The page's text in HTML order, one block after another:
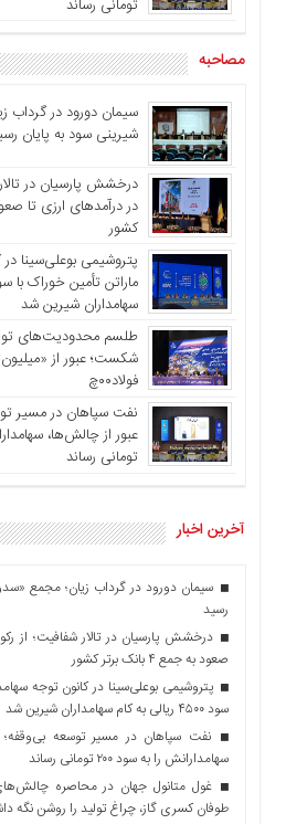
تومانی رساند
مصاحبه
سیمان دورود در گرداب
شیرینی سود به پایان
درخشش پارسیان در
کشور
پتروشیمی بوعلی‌سینا
سهامداران شیرین شد
طلسم محدودیت‌های
شکست؛ عبور از
فولاد۰۰چ
نفت سپاهان در مسیر
تومانی رساند
آخرین اخبار
سیمان دورود در گرداب زیان؛ مجمع
رسید
درخشش پارسیان در تالار شفافیت؛ از
صعود به جمع ۴ بانک برتر کشور
پتروشیمی بوعلی‌سینا در کانون توجه
سود ۴۵۰۰ ریالی به کام سهامداران شیرین شد
نفت سپاهان در مسیر توسعه بی‌وقفه؛
سهامدارانش را به سود ۲۰۰ تومانی رساند
غول متانول جهان در محاصره
طوفان کسری گاز، چراغ تولید را روشن نگه